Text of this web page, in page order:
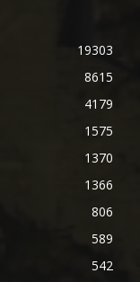
19303
8615
4179
1575
1370
1366
806
589
542